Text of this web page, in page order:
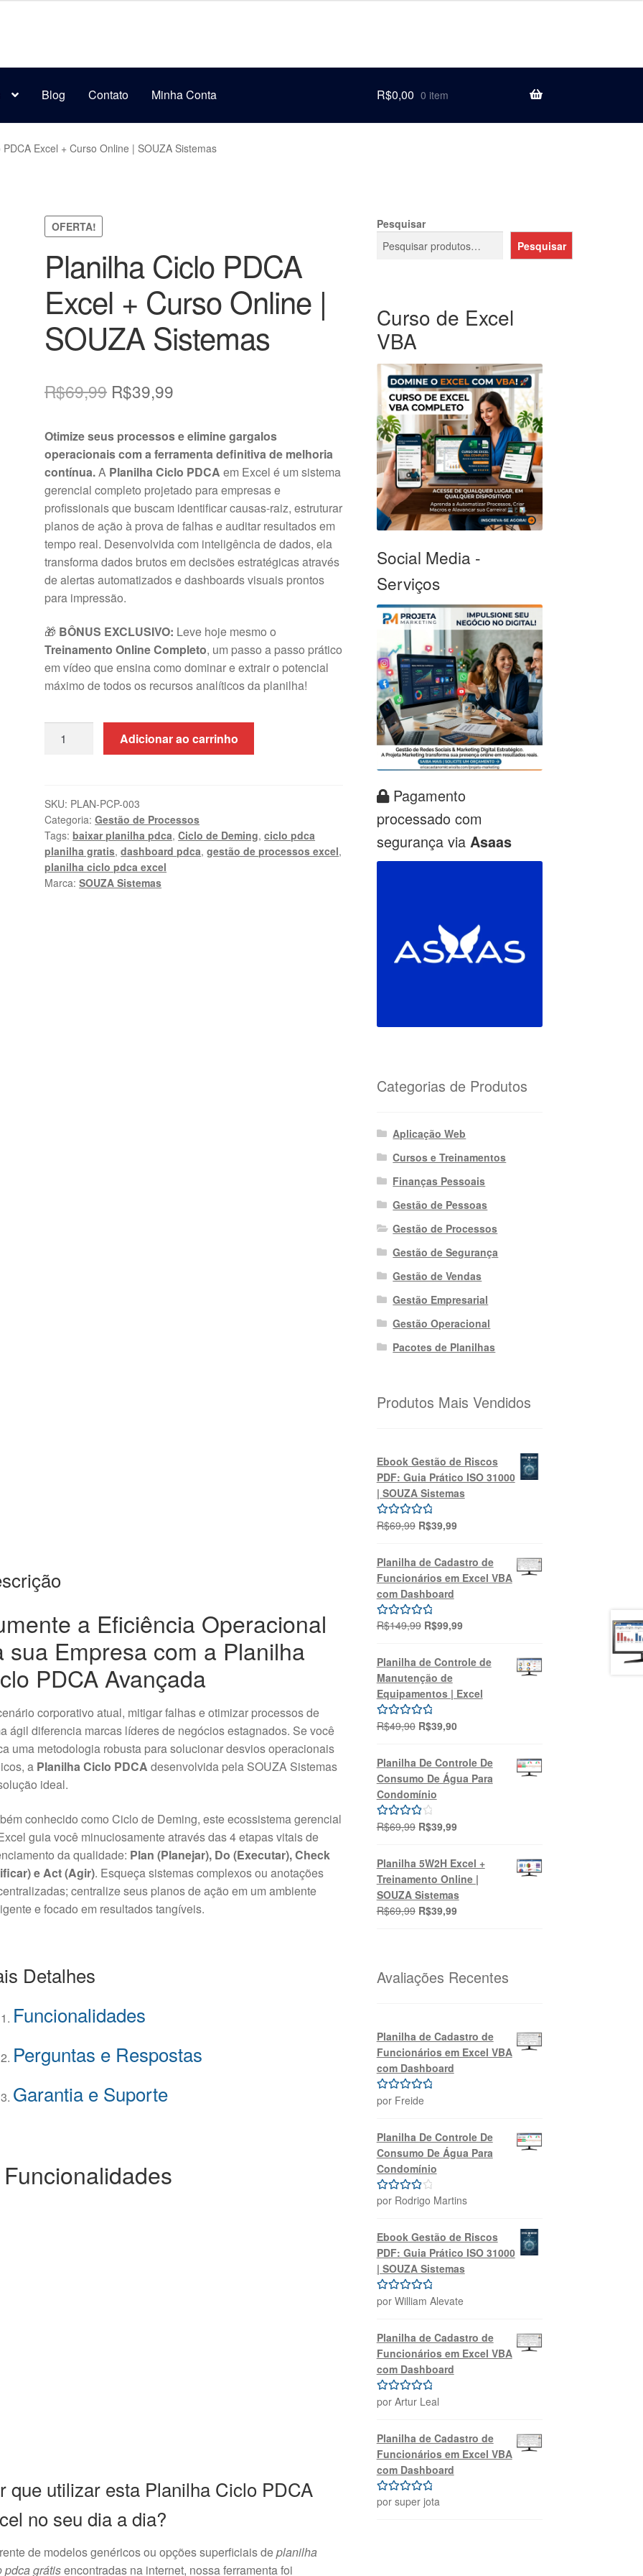
Blog Contato Minha Conta R$0,00 0 item
PDCA Excel + Curso Online | SOUZA Sistemas
OFERTA!
Planilha Ciclo PDCA
Excel + Curso Online |
SOUZA Sistemas
R$69,99 O
original
era:
R$69,99.
R$39,99
atual
é:
R$39,99.
Otimize seus processos e elimine gargalos
operacionais com a ferramenta definitiva de melhoria
contínua.A Planilha Ciclo PDCA em Excel é um sistema
gerencial completo projetado para empresas e
profissionais que buscam identificar causas-raiz, estruturar
planos de ação à prova de falhas e auditar resultados em
tempo real. Desenvolvida com inteligência de dados, ela
transforma dados brutos em decisões estratégicas através
de alertas automatizados e dashboards visuais prontos
para impressão.
🎁 BÔNUS EXCLUSIVO: Leve hoje mesmo o
Treinamento Online Completo, um passo a passo prático
em vídeo que ensina como dominar e extrair o potencial
máximo de todos os recursos analíticos da planilha!
Ciclo
+
Curso
Online
|
SOUZA
Sistemas
Adicionar ao carrinho
SKU: PLAN-PCP-003
Categoria:Gestão de Processos
Tags:baixar planilha pdca,Ciclo de Deming,ciclo pdca
planilha gratis,dashboard pdca,gestão de processos excel,
planilha ciclo pdca excel
Marca:SOUZA Sistemas
a Eficiência Operacional
sua Empresa com a Planilha
PDCA Avançada
corporativo atual, mitigar falhas e otimizar processos de
ágil diferencia marcas líderes de negócios estagnados. Se você
uma metodologia robusta para solucionar desvios operacionais
a Planilha Ciclo PDCA desenvolvida pela SOUZA Sistemas
ideal.
conhecido como Ciclo de Deming, este ecossistema gerencial
guia você minuciosamente através das 4 etapas vitais de
da qualidade: Plan (Planejar), Do (Executar), Check
e Act (Agir). Esqueça sistemas complexos ou anotações
centralize seus planos de ação em um ambiente
e focado em resultados tangíveis.
Detalhes
Funcionalidades
Perguntas e Respostas
Garantia e Suporte
que utilizar esta Planilha Ciclo PDCA
no seu dia a dia?
de modelos genéricos ou opções superficiais deplanilha
pdca grátisencontradas na internet, nossa ferramenta foi
Pesquisar
Pesquisar
Curso de Excel
VBA
Social Media -
Serviços
Pagamento
processado com
segurança via Asaas
Categorias de Produtos
Aplicação Web
Cursos e Treinamentos
Finanças Pessoais
Gestão de Pessoas
Gestão de Processos
Gestão de Segurança
Gestão de Vendas
Gestão Empresarial
Gestão Operacional
Pacotes de Planilhas
Produtos Mais Vendidos
Ebook Gestão de Riscos
PDF: Guia Prático ISO 31000
| SOUZA Sistemas
Avaliação
R$69,99 O
original
era:
R$69,99.
R$39,99O
é:
R$39,99.
Planilha de Cadastro de
Funcionários em Excel VBA
com Dashboard
Avaliação
R$149,99 O
original
era:
R$149,99.
R$99,99O
atual
é:
R$99,99.
Planilha de Controle de
Manutenção de
Equipamentos | Excel
Avaliação
R$49,90 O
original
era:
R$49,90.
R$39,90O
atual
é:
R$39,90.
Planilha De Controle De
Consumo De Água Para
Condomínio
Avaliação
R$69,99 O
original
era:
R$69,99.
R$39,99O
atual
é:
R$39,99.
Planilha 5W2H Excel +
Treinamento Online |
SOUZA Sistemas
R$69,99 O
R$69,99.
R$39,99O
R$39,99.
Avaliações Recentes
Planilha de Cadastro de
Funcionários em Excel VBA
com Dashboard
Avaliação5
por Freide
Planilha De Controle De
Consumo De Água Para
Condomínio
Avaliação
por Rodrigo Martins
Ebook Gestão de Riscos
PDF: Guia Prático ISO 31000
| SOUZA Sistemas
Avaliação5
por William Alevate
Planilha de Cadastro de
Funcionários em Excel VBA
com Dashboard
Avaliação 5
por Artur Leal
Planilha de Cadastro de
Funcionários em Excel VBA
com Dashboard
Avaliação5
por super jota